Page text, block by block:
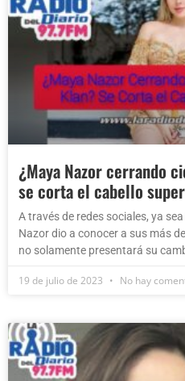
¿Maya Nazor cerrando
se corta el cabello
A través de redes sociales, ya
Nazor dio a conocer a sus más
no solamente presentará su
19 de julio de 2023 No hay